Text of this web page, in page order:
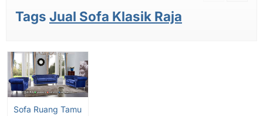
Tags Jual Sofa Klasik Raja
Sofa Ruang Tamu